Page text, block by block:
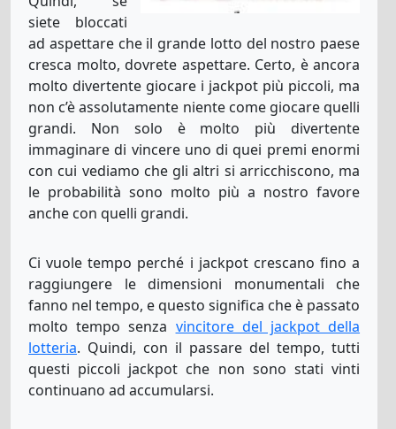
siete bloccati
ad aspettare che il grande lotto del nostro paese
cresca molto, dovrete aspettare. Certo, è ancora
molto divertente giocare i jackpot più piccoli, ma
non c’è assolutamente niente come giocare quelli
grandi. Non solo è molto più divertente
immaginare di vincere uno di quei premi enormi
con cui vediamo che gli altri si arricchiscono, ma
le probabilità sono molto più a nostro favore
anche con quelli grandi.
Ci vuole tempo perché i jackpot crescano fino a
raggiungere le dimensioni monumentali che
fanno nel tempo, e questo significa che è passato
molto tempo senza vincitore del jackpot della
lotteria. Quindi, con il passare del tempo, tutti
questi piccoli jackpot che non sono stati vinti
continuano ad accumularsi.